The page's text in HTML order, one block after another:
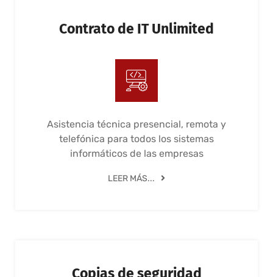
Contrato de IT Unlimited
Asistencia técnica presencial, remota y
telefónica para todos los sistemas
informáticos de las empresas
LEER MÁS...
Copias de seguridad